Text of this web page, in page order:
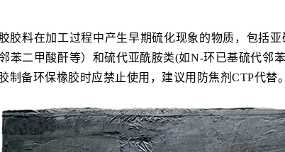
胶料在加工过程中产生早期硫化现象的物质，包括
苯二甲酸酐等）和硫代亚酰胺类(如N-环已基硫代邻
制备环保橡胶时应禁止使用，建议用防焦剂CTP代替。